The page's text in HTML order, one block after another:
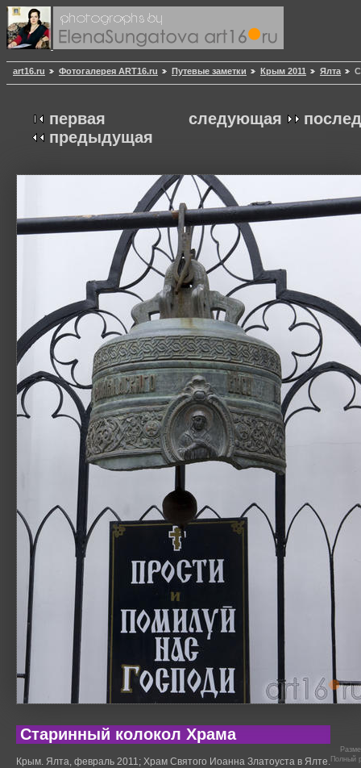
art16.ru Фотогалерея ART16.ru Путевые заметки Крым 2011 Ялта
следующая
первая
предыдущая
Старинный колокол Храма
Крым. Ялта, февраль 2011; Храм Святого Иоанна Златоуста в Ялте. Полный